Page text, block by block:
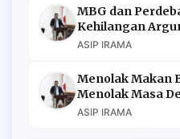
MBG dan
Kehilangan
ASIP IRAMA
Menolak Makan
Menolak Masa
ASIP IRAMA